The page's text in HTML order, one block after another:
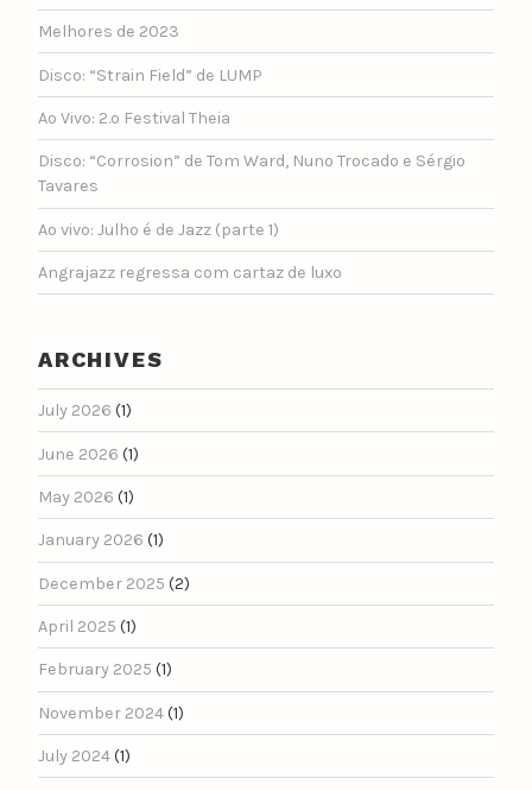
Melhores de 2023
Disco: “Strain Field” de LUMP
Ao Vivo: 2.º Festival Theia
Disco: “Corrosion” de Tom Ward, Nuno Trocado e Sérgio
Tavares
Ao vivo: Julho é de Jazz (parte 1)
Angrajazz regressa com cartaz de luxo
ARCHIVES
July 2026 (1)
June 2026 (1)
May 2026 (1)
January 2026 (1)
December 2025 (2)
April 2025 (1)
February 2025 (1)
November 2024(1)
July 2024(1)